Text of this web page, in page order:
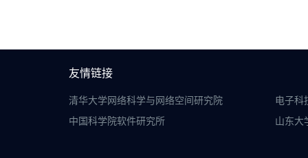
友情链接
清华大学网络科学与网络空间研究院
电子科
中国科学院软件研究所
山东大